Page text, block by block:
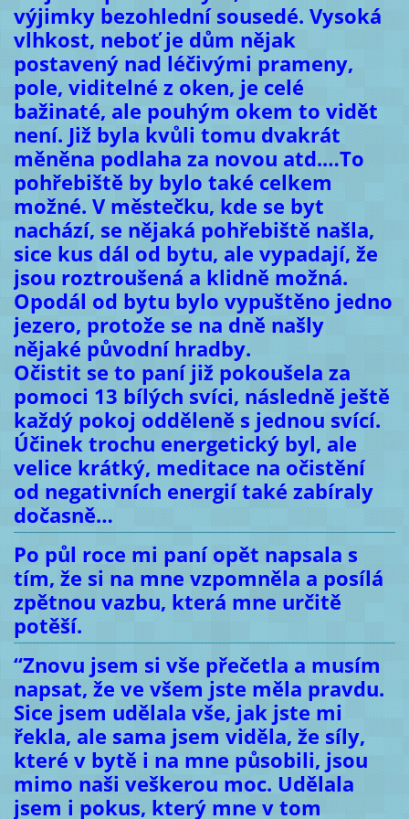
výjimky bezohlední sousedé. Vysoká
vlhkost, neboť je dům nějak
postavený nad léčivými prameny,
pole, viditelné z oken, je celé
bažinaté, ale pouhým okem to vidět
není. Již byla kvůli tomu dvakrát
měněna podlaha za novou atd.…To
pohřebiště by bylo také celkem
možné. V městečku, kde se byt
nachází, se nějaká pohřebiště našla,
sice kus dál od bytu, ale vypadají, že
jsou roztroušená a klidně možná.
Opodál od bytu bylo vypuštěno jedno
jezero, protože se na dně našly
nějaké původní hradby.
Očistit se to paní již pokoušela za
pomoci 13 bílých svíci, následně ještě
každý pokoj odděleně s jednou svící.
Účinek trochu energetický byl, ale
velice krátký, meditace na očistění
od negativních energií také zabíraly
dočasně…
Po půl roce mi paní opět napsala s
tím, že si na mne vzpomněla a posílá
zpětnou vazbu, která mne určitě
potěší.
“Znovu jsem si vše přečetla a musím
napsat, že ve všem jste měla pravdu.
Sice jsem udělala vše, jak jste mi
řekla, ale sama jsem viděla, že síly,
které v bytě i na mne působili, jsou
mimo naši veškerou moc. Udělala
jsem i pokus, který mne v tom